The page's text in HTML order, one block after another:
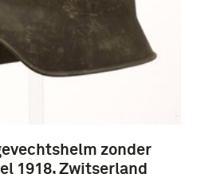
zonder
1918, Zwitserland